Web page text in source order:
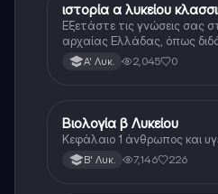
Ιστορία
ιστορία α λυκείου
Εξετάστε τις γνώσεις σας
αρχαίας Ελλάδας, όπως
Λυκείου.
Α' Λυκ. 2,045 0
Βιολογία
Βιολογία β Λυκείου
Κεφάλαιο 1 άνθρωπος και
Β' Λυκ. 7,146 226